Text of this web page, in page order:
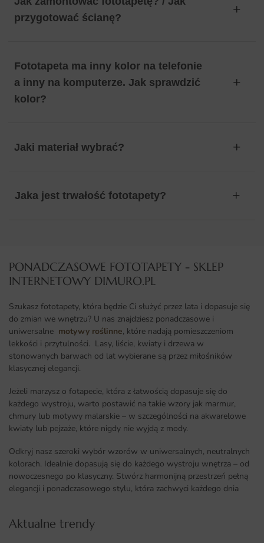
przygotować ścianę?
Fototapeta ma inny kolor na telefonie
a inny na komputerze. Jak sprawdzić
kolor?
Jaki materiał wybrać?
Jaka jest trwałość fototapety?
PONADCZASOWE FOTOTAPETY - SKLEP
INTERNETOWY DIMURO.PL​
Szukasz fototapety, która będzie Ci służyć przez lata i dopasuje się
do zmian we wnętrzu? U nas znajdziesz ponadczasowe i
uniwersalne motywy roślinne, które nadają pomieszczeniom
lekkości i przytulności. Lasy, liście, kwiaty i drzewa w
stonowanych barwach od lat wybierane są przez miłośników
klasycznej elegancji.
Jeżeli marzysz o fotapecie, która z łatwością dopasuje się do
każdego wystroju, warto postawić na takie wzory jak marmur,
chmury lub motywy malarskie – w szczególności na akwarelowe
kwiaty lub pejzaże, które nigdy nie wyjdą z mody.
Odkryj nasz szeroki wybór wzorów w uniwersalnych, neutralnych
kolorach. Idealnie dopasują się do każdego wystroju wnętrza – od
nowoczesnego po klasyczny. Stwórz harmonijną przestrzeń pełną
elegancji i ponadczasowego stylu, która zachwyci każdego dnia
Aktualne trendy​